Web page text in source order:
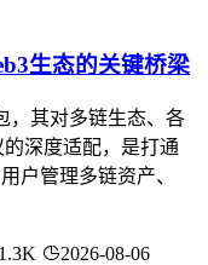
生态的关键桥梁
，其对多链生态、各
深度适配，是打通
户管理多链资产、
2026-08-06